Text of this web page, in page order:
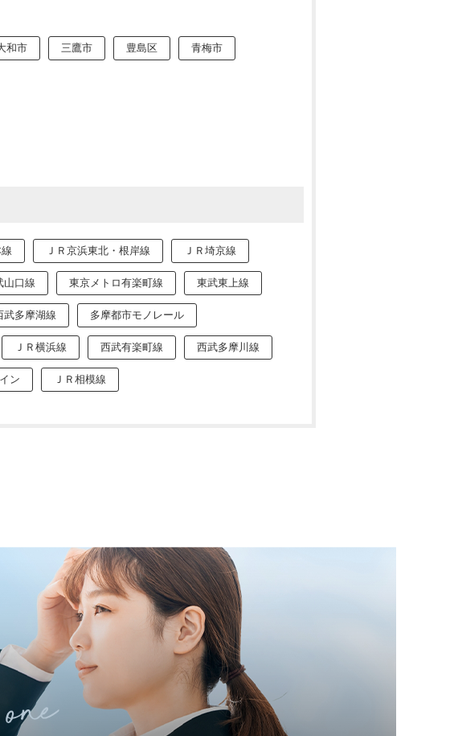
和市 三鷹市 豊島区 青梅市
ＪＲ京浜東北・根岸線 ＪＲ埼京線
山口線 東京メトロ有楽町線 東武東上線
武多摩湖線 多摩都市モノレール
ＪＲ横浜線 西武有楽町線 西武多摩川線
ン ＪＲ相模線